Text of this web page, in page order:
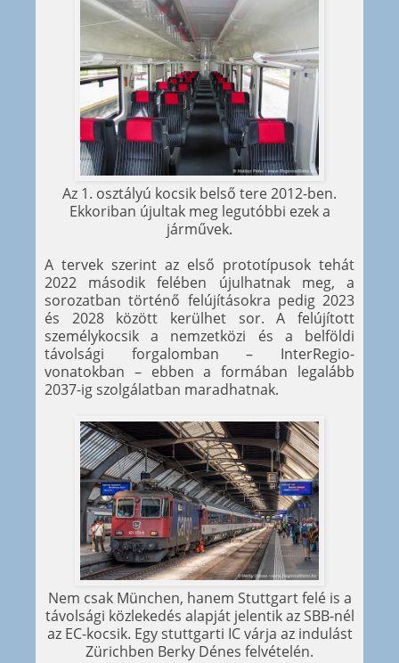
Az 1. osztályú kocsik belső tere 2012-ben.
Ekkoriban újultak meg legutóbbi ezek a
járművek.
A tervek szerint az első prototípusok tehát
2022 második felében újulhatnak meg, a
sorozatban történő felújításokra pedig 2023
és 2028 között kerülhet sor. A felújított
személykocsik a nemzetközi és a belföldi
távolsági forgalomban – InterRegio-
vonatokban – ebben a formában legalább
2037-ig szolgálatban maradhatnak.
Nem csak München, hanem Stuttgart felé is a
távolsági közlekedés alapját jelentik az SBB-nél
az EC-kocsik. Egy stuttgarti IC várja az indulást
Zürichben Berky Dénes felvételén.